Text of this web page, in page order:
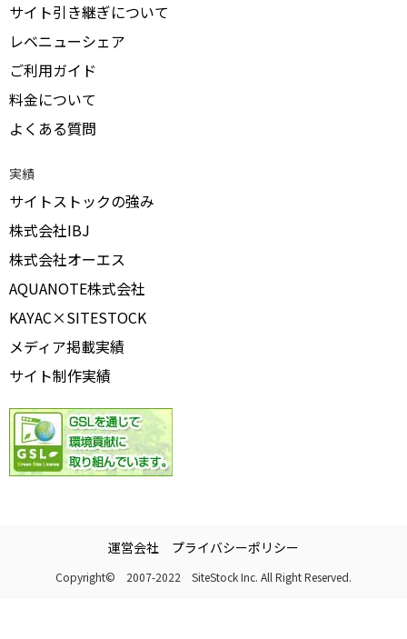
サイト引き継ぎについて
レベニューシェア
ご利用ガイド
料金について
よくある質問
実績
サイトストックの強み
株式会社IBJ
株式会社オーエス
AQUANOTE株式会社
KAYAC×SITESTOCK
メディア掲載実績
サイト制作実績
運営会社 プライバシーポリシー
Copyright© 2007-2022 SiteStock Inc. All Right Reserved.